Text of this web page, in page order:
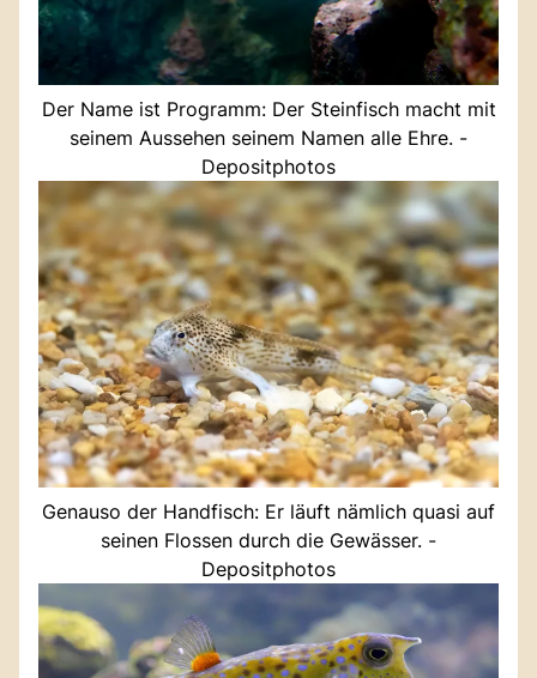
Der Name ist Programm: Der Steinfisch macht mit
seinem Aussehen seinem Namen alle Ehre. -
Depositphotos
Genauso der Handfisch: Er läuft nämlich quasi auf
seinen Flossen durch die Gewässer. -
Depositphotos